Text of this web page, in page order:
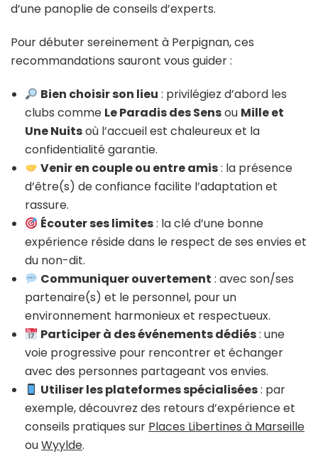
d’une panoplie de conseils d’experts.
Pour débuter sereinement à Perpignan, ces
recommandations sauront vous guider :
Bien choisir son lieu : privilégiez d’abord les
clubs comme Le Paradis des Sensou Mille et
Une Nuitsoù l’accueil est chaleureux et la
confidentialité garantie.
Venir en couple ou entre amis: la présence
d’être(s) de confiance facilite l’adaptation et
rassure.
Écouter ses limites: la clé d’une bonne
expérience réside dans le respect de ses envies et
du non-dit.
Communiquer ouvertement : avec son/ses
partenaire(s) et le personnel, pour un
environnement harmonieux et respectueux.
Participer à des événements dédiés: une
voie progressive pour rencontrer et échanger
avec des personnes partageant vos envies.
Utiliser les plateformes spécialisées: par
exemple, découvrez des retours d’expérience et
conseils pratiques sur Places Libertines à Marseille
ouWyylde.